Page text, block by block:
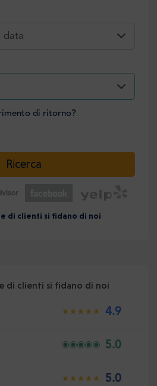
data
di ritorno?
Ricerca
di clienti si fidano di noi
di clienti si fidano di noi
4.9
5.0
5.0